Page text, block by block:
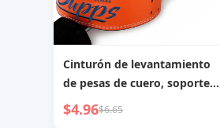
Cinturón de levantamiento
de pesas de cuero, soporte
lumbar para gimnasio,
culturismo, sentadillas, peso
$4.96$6.65